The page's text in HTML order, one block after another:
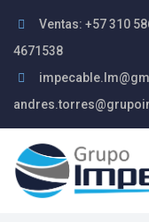
Ventas: +57 310
4671538